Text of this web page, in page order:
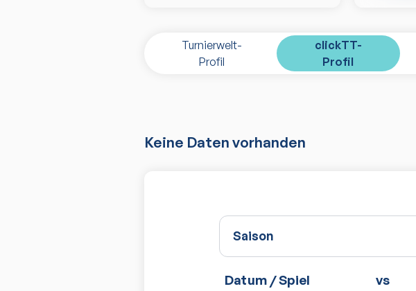
Turnierwelt-
Profil
clickTT-
Profil
Keine Daten vorhanden
Saison
Datum / Spiel vs